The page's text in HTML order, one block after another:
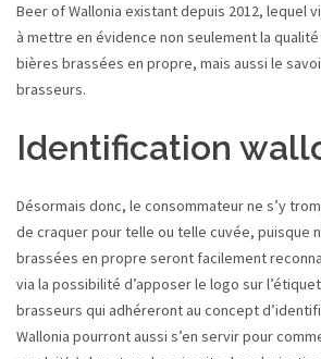
Beer of Wallonia existant depuis 2012, lequel
à mettre en évidence non seulement la
bières brassées en propre, mais aussi le
brasseurs.
Identification
Désormais donc, le consommateur ne s’y
de craquer pour telle ou telle cuvée, puisque
brassées en propre seront facilement
via la possibilité d’apposer le logo sur
brasseurs qui adhéreront au concept
Wallonia pourront aussi s’en servir pour